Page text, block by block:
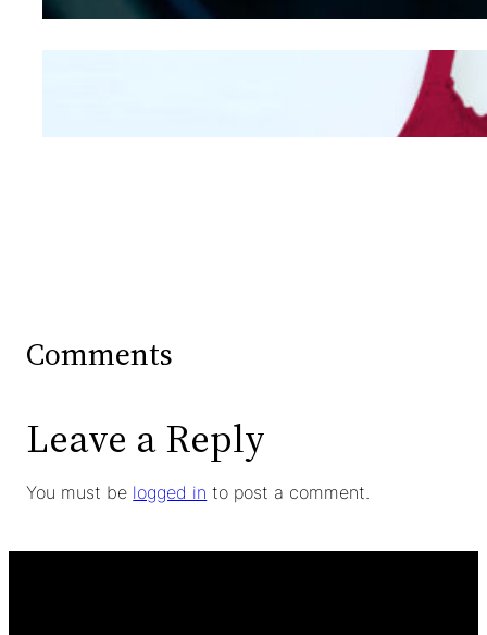
Mengintip Kepribadian
Wanita Dari Warna Bra
Comments
Leave a Reply
You must be logged in to post a comment.